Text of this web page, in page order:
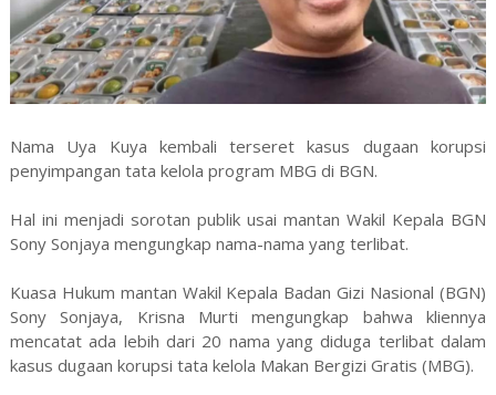
Nama Uya Kuya kembali terseret kasus dugaan korupsi
penyimpangan tata kelola program MBG di BGN.
Hal ini menjadi sorotan publik usai mantan Wakil Kepala BGN
Sony Sonjaya mengungkap nama-nama yang terlibat.
Kuasa Hukum mantan Wakil Kepala Badan Gizi Nasional (BGN)
Sony Sonjaya, Krisna Murti mengungkap bahwa kliennya
mencatat ada lebih dari 20 nama yang diduga terlibat dalam
kasus dugaan korupsi tata kelola Makan Bergizi Gratis (MBG).